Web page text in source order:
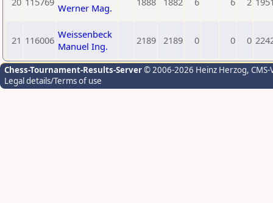
Werner Mag.
21 116006 Weissenbeck
Manuel Ing.
2189 2189 0 0 0
Chess-Tournament-Results-Server© 2006-2026 Heinz Herzog,
Legal details/Terms of use